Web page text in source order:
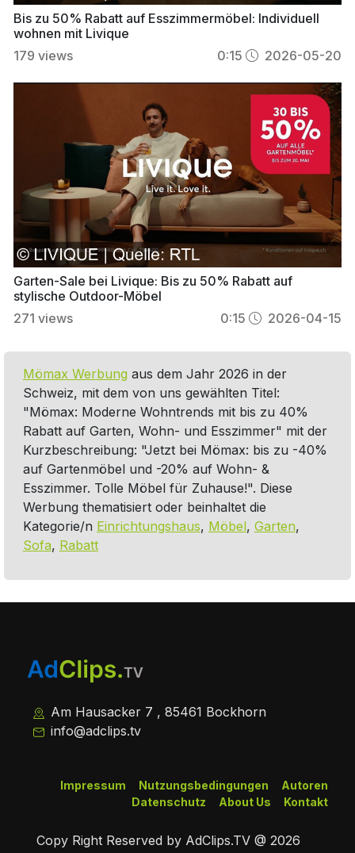
Bis zu 50% Rabatt auf Esszimmermöbel: Individuell
wohnen mit Livique
179 views 0:15 2026-05-20
Garten-Sale bei Livique: Bis zu 50% Rabatt auf
stylische Outdoor-Möbel
271 views 0:15 2026-04-15
Mömax Werbung aus dem Jahr 2026 in der
Schweiz, mit dem von uns gewählten Titel:
"Mömax: Moderne Wohntrends mit bis zu 40%
Rabatt auf Garten, Wohn- und Esszimmer" mit der
Kurzbeschreibung: "Jetzt bei Mömax: bis zu -40%
auf Gartenmöbel und -20% auf Wohn- &
Esszimmer. Tolle Möbel für Zuhause!". Diese
Werbung thematisiert oder beinhaltet die
Kategorie/n Einrichtungshaus, Möbel, Garten,
Sofa, Rabatt
Am Hausacker 7 , 85461 Bockhorn
info@adclips.tv
Autoren
Nutzungsbedingungen
Impressum
Kontakt
About Us
Datenschutz
Copy Right Reserved by AdClips.TV @ 2026